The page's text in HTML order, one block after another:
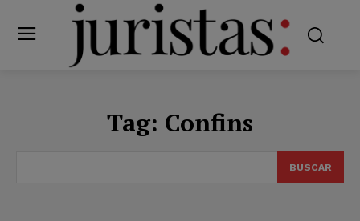
Tag: Confins
BUSCAR